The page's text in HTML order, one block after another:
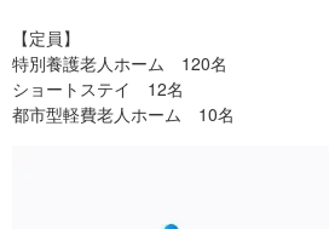
【定員】
特別養護老人ホーム 120名
ショートステイ 12名
都市型軽費老人ホーム 10名